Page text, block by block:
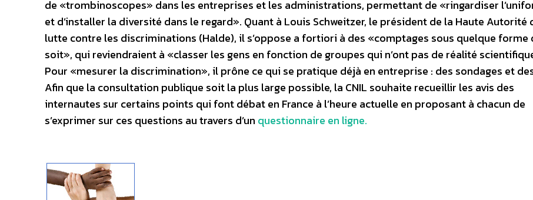
de «trombinoscopes» dans les entreprises et les administrations, permettant de «ringardiser
et d’installer la diversité dans le regard». Quant à Louis Schweitzer, le président de la Haute Autorité
lutte contre les discriminations (Halde), il s’oppose a fortiori à des «comptages sous quelque forme
soit», qui reviendraient à «classer les gens en fonction de groupes qui n’ont pas de réalité
Pour «mesurer la discrimination», il prône ce qui se pratique déjà en entreprise : des sondages et
Afin que la consultation publique soit la plus large possible, la CNIL souhaite recueillir les avis des
internautes sur certains points qui font débat en France à l’heure actuelle en proposant à chacun de
s’exprimer sur ces questions au travers d’un questionnaire en ligne.